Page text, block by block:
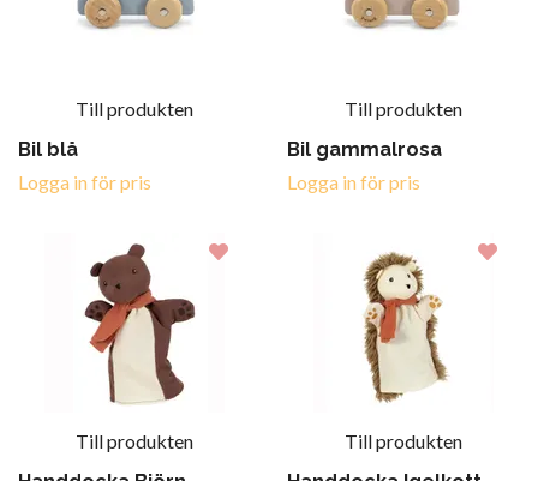
Till produkten
Bil blå
Logga in för pris
Till produkten
Bil gammalrosa
Logga in för pris
Till produkten
Till produkten